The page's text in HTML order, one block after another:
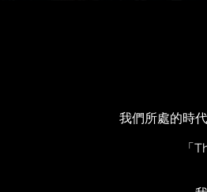
我們所處的時代
「